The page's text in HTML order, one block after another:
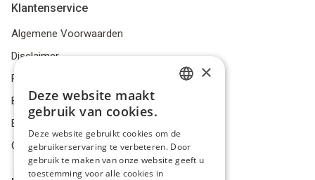
Klantenservice
Algemene Voorwaarden
Disclaimer
Privacybeleid
Bestelling herroepen
Betalingsmiddelen
Geschillen
ENGLISH
×
Deze website maakt
gebruik van cookies.
Deze website gebruikt cookies om de
gebruikerservaring te verbeteren. Door
gebruik te maken van onze website geeft u
toestemming voor alle cookies in